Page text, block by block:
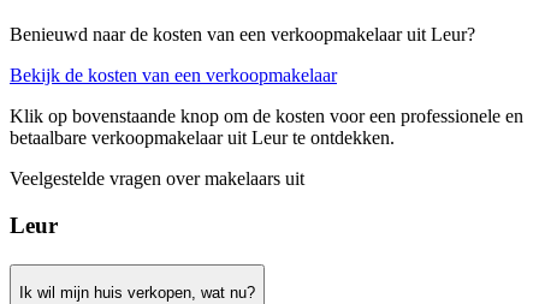
Benieuwd naar de kosten van een verkoopmakelaar uit Leur?
Bekijk de kosten van een verkoopmakelaar
Klik op bovenstaande knop om de kosten voor een professionele en
betaalbare verkoopmakelaar uit Leur te ontdekken.
Veelgestelde vragen over makelaars uit
Leur
Ik wil mijn huis verkopen, wat nu?